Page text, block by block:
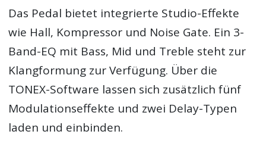
Das Pedal bietet integrierte Studio-Effekte
wie Hall, Kompressor und Noise Gate. Ein 3-
Band-EQ mit Bass, Mid und Treble steht zur
Klangformung zur Verfügung. Über die
TONEX-Software lassen sich zusätzlich fünf
Modulationseffekte und zwei Delay-Typen
laden und einbinden.